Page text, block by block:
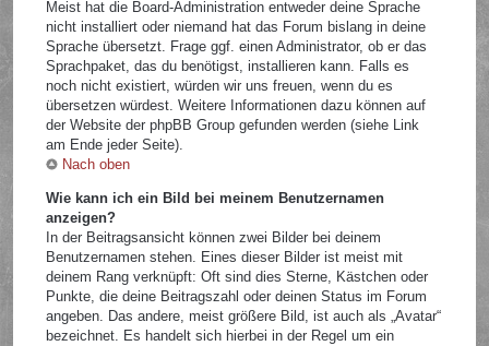
Meist hat die Board-Administration entweder deine Sprache
nicht installiert oder niemand hat das Forum bislang in deine
Sprache übersetzt. Frage ggf. einen Administrator, ob er das
Sprachpaket, das du benötigst, installieren kann. Falls es
noch nicht existiert, würden wir uns freuen, wenn du es
übersetzen würdest. Weitere Informationen dazu können auf
der Website der phpBB Group gefunden werden (siehe Link
am Ende jeder Seite).
Nach oben
Wie kann ich ein Bild bei meinem Benutzernamen
anzeigen?
In der Beitragsansicht können zwei Bilder bei deinem
Benutzernamen stehen. Eines dieser Bilder ist meist mit
deinem Rang verknüpft: Oft sind dies Sterne, Kästchen oder
Punkte, die deine Beitragszahl oder deinen Status im Forum
angeben. Das andere, meist größere Bild, ist auch als „Avatar“
bezeichnet. Es handelt sich hierbei in der Regel um ein